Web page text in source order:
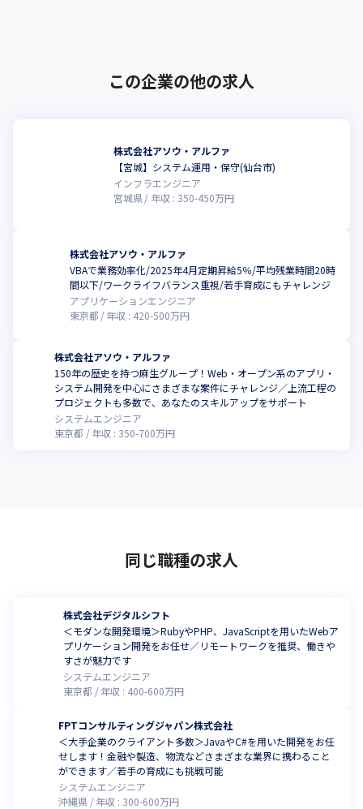
この企業の他の求人
株式会社アソウ・アルファ
【宮城】システム運用・保守(仙台市)
インフラエンジニア
宮城県
年収 : 350-450万円
株式会社アソウ・アルファ
VBAで業務効率化/2025年4月定期昇給5％/平均残業時間20時
間以下/ワークライフバランス重視/若手育成にもチャレンジ
アプリケーションエンジニア
東京都
年収 : 420-500万円
株式会社アソウ・アルファ
150年の歴史を持つ麻生グループ！Web・オープン系のアプリ・
システム開発を中心にさまざまな案件にチャレンジ／上流工程の
プロジェクトも多数で、あなたのスキルアップをサポート
システムエンジニア
東京都
年収 : 350-700万円
同じ職種の求人
株式会社デジタルシフト
＜モダンな開発環境＞RubyやPHP、JavaScriptを用いたWebア
プリケーション開発をお任せ／リモートワークを推奨、働きや
すさが魅力です
システムエンジニア
東京都
年収 : 400-600万円
FPTコンサルティングジャパン株式会社
＜大手企業のクライアント多数＞JavaやC#を用いた開発をお任
せします！金融や製造、物流などさまざまな業界に携わること
ができます／若手の育成にも挑戦可能
システムエンジニア
沖縄県
年収 : 300-600万円